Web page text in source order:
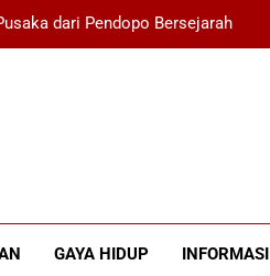
dari Pendopo Bersejarah
Sorakan Suporter di SUGBK
3 di SEA V Cup Wanita 2026
Ribuan Penonton Bernyanyi
GAYA HIDUP INFORMASI